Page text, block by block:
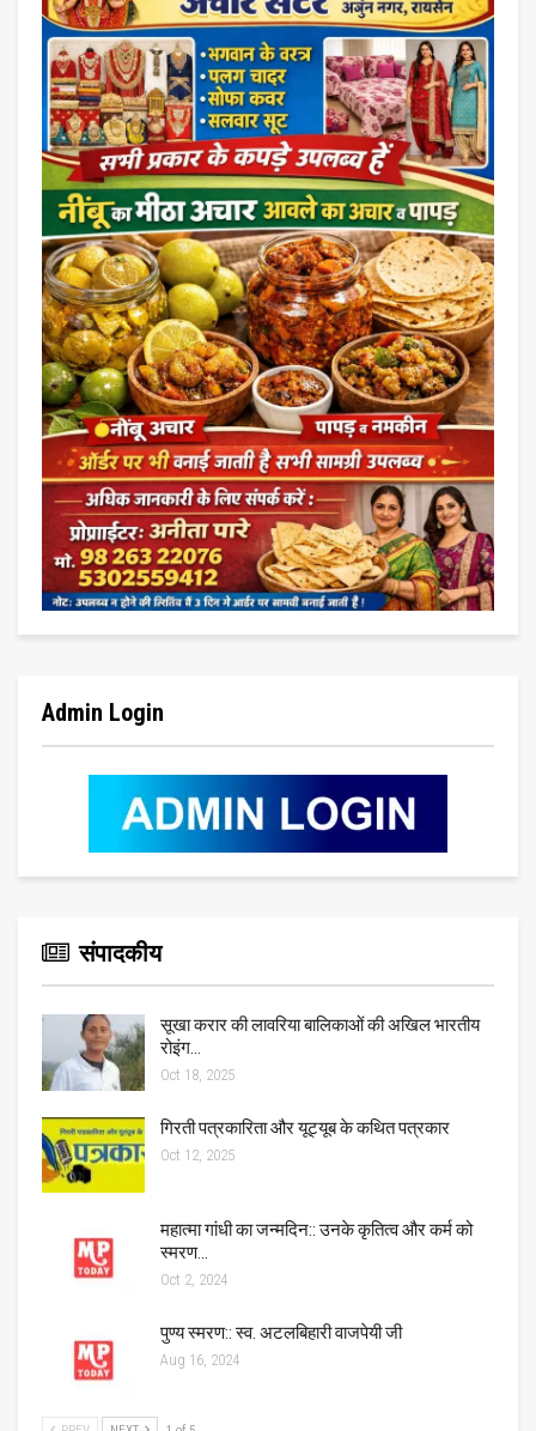
Admin Login
संपादकीय
सूखा करार की लावरिया बालिकाओं की अखिल भारतीय
रोइंग…
Oct 18, 2025
गिरती पत्रकारिता और यूट्यूब के कथित पत्रकार
Oct 12, 2025
महात्मा गांधी का जन्मदिन:: उनके कृतित्व और कर्म को
स्मरण…
Oct 2, 2024
पुण्य स्मरण:: स्व. अटलबिहारी वाजपेयी जी
Aug 16, 2024